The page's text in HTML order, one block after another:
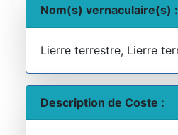
Nom(s) vernaculaire(s) :
Lierre terrestre, Lierre
Description de Coste :